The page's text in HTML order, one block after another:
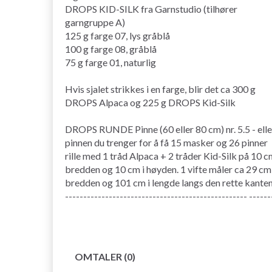
DROPS KID-SILK fra Garnstudio (tilhører
garngruppe A)
125 g farge 07, lys gråblå
100 g farge 08, gråblå
75 g farge 01, naturlig
Hvis sjalet strikkes i en farge, blir det ca 300 g
DROPS Alpaca og 225 g DROPS Kid-Silk
DROPS RUNDE Pinne (60 eller 80 cm) nr. 5.5 -
pinnen du trenger for å få 15 masker og 26 pinner
rille med 1 tråd Alpaca + 2 tråder Kid-Silk på 10
bredden og 10 cm i høyden. 1 vifte måler ca 29
bredden og 101 cm i lengde langs den rette
--------------------------------------------------
OMTALER (0)